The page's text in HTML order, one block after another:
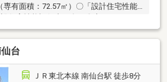
専有面積：72.57㎡）〇「設計住宅性能
田園風の音公園」有り（徒歩1分 約
グからは南方面・東方面の眺望が望め
台
ＪＲ東北本線 南仙台駅 徒歩8分